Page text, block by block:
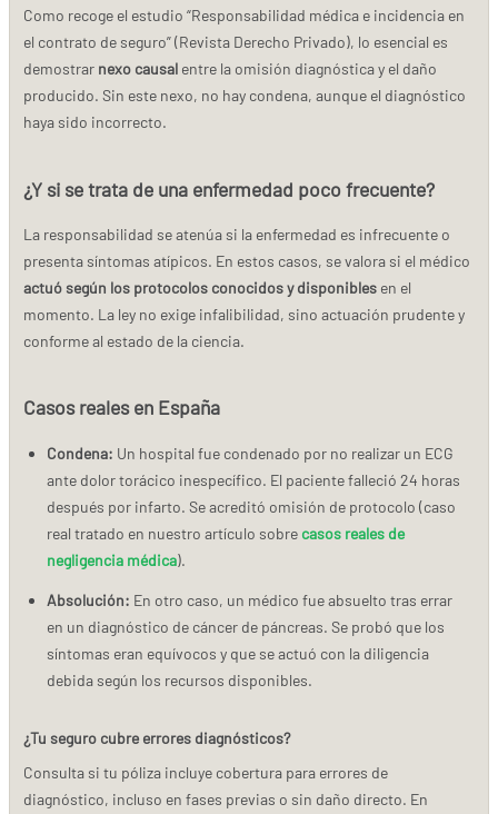
Como recoge el estudio “Responsabilidad médica e incidencia en
el contrato de seguro” (Revista Derecho Privado), lo esencial es
demostrar nexo causal entre la omisión diagnóstica y el daño
producido. Sin este nexo, no hay condena, aunque el diagnóstico
haya sido incorrecto.
¿Y si se trata de una enfermedad poco frecuente?
La responsabilidad se atenúa si la enfermedad es infrecuente o
presenta síntomas atípicos. En estos casos, se valora si el médico
actuó según los protocolos conocidos y disponibles en el
momento. La ley no exige infalibilidad, sino actuación prudente y
conforme al estado de la ciencia.
Casos reales en España
Condena: Un hospital fue condenado por no realizar un ECG
ante dolor torácico inespecífico. El paciente falleció 24 horas
después por infarto. Se acreditó omisión de protocolo (caso
real tratado en nuestro artículo sobre casos reales de
negligencia médica).
Absolución: En otro caso, un médico fue absuelto tras errar
en un diagnóstico de cáncer de páncreas. Se probó que los
síntomas eran equívocos y que se actuó con la diligencia
debida según los recursos disponibles.
¿Tu seguro cubre errores diagnósticos?
Consulta si tu póliza incluye cobertura para errores de
diagnóstico, incluso en fases previas o sin daño directo. En